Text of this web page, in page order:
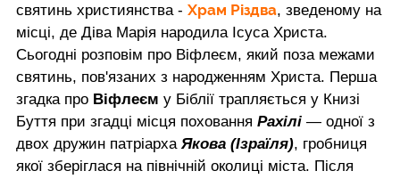
святинь християнства - Храм Різдва, зведеному на
місці, де Діва Марія народила Ісуса Христа.
Сьогодні розповім про Віфлеєм, який поза межами
святинь, пов'язаних з народженням Христа. Перша
згадка про Віфлеєм у Біблії трапляється у Книзі
Буття при згадці місця поховання Рахілі — одної з
двох дружин патріарха Якова (Ізраїля), гробниця
якої зберіглася на північній околиці міста. Після